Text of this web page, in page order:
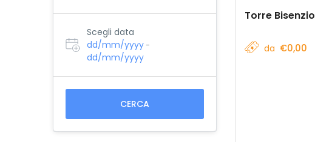
Scegli data
dd/mm/yyyy-
dd/mm/yyyy
CERCA
Torre Bisenzio
da €0,00